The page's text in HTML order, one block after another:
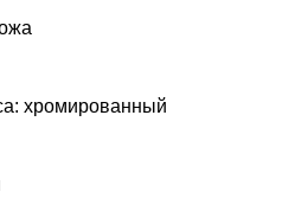
хромированный